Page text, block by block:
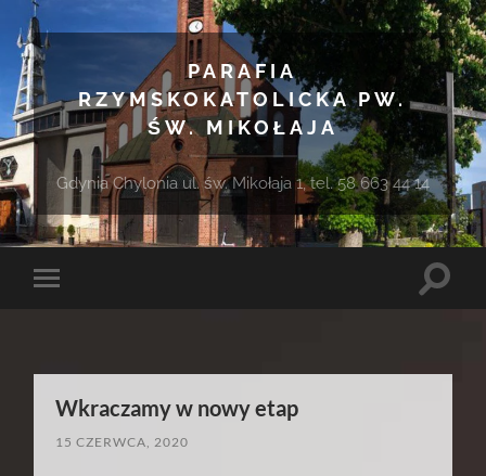
PARAFIA
RZYMSKOKATOLICKA PW.
ŚW. MIKOŁAJA
Gdynia Chylonia ul. św. Mikołaja 1, tel. 58 663 44 14
Toggle
Toggle
Wkraczamy w nowy etap
15 CZERWCA, 2020